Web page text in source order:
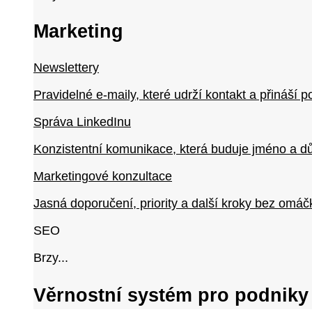
Marketing
Newslettery
Pravidelné e-maily, které udrží kontakt a přináší
Správa LinkedInu
Konzistentní komunikace, která buduje jméno a
Marketingové konzultace
Jasná doporučení, priority a další kroky bez
SEO
Brzy...
Věrnostní systém pro podniky